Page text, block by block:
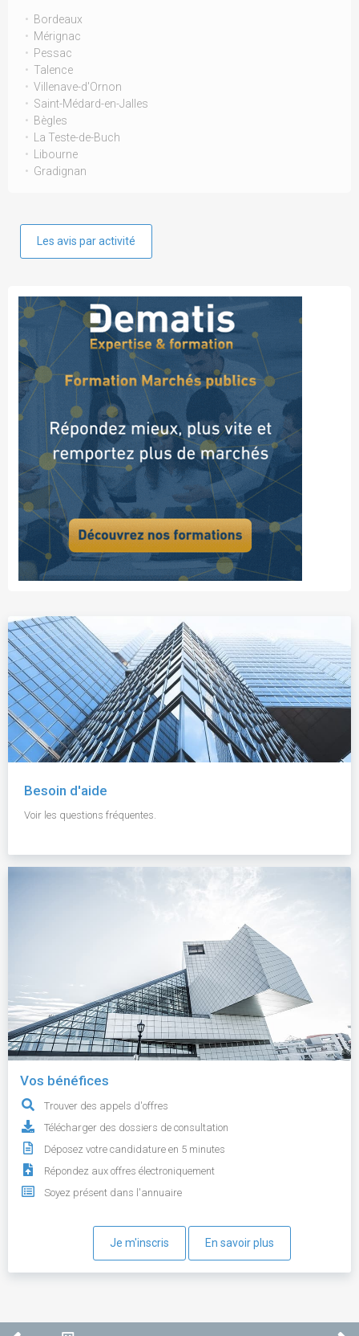
Bordeaux
Mérignac
Pessac
Talence
Villenave-d'Ornon
Saint-Médard-en-Jalles
Bègles
La Teste-de-Buch
Libourne
Gradignan
Les avis par activité
Besoin d'aide
Voir les questions fréquentes.
Vos bénéfices
Trouver des appels d'offres
Télécharger des dossiers de consultation
Déposez votre candidature en 5 minutes
Répondez aux offres électroniquement
Soyez présent dans l'annuaire
Je m'inscris En savoir plus